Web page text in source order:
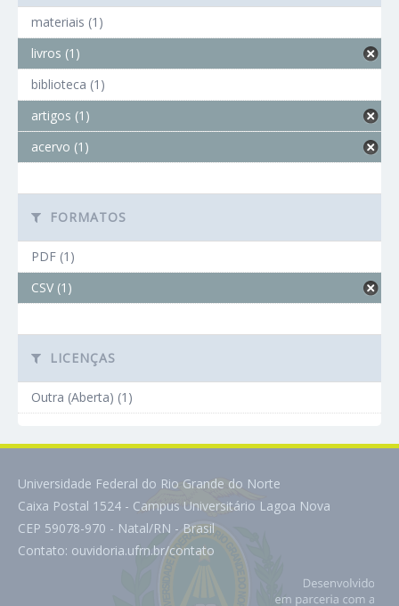
materiais (1)
livros (1)
biblioteca (1)
artigos (1)
acervo (1)
FORMATOS
PDF (1)
CSV (1)
LICENÇAS
Outra (Aberta) (1)
Universidade Federal do Rio Grande do Norte
Caixa Postal 1524 - Campus Universitário Lagoa Nova
CEP 59078-970 - Natal/RN - Brasil
Contato: ouvidoria.ufrn.br/contato